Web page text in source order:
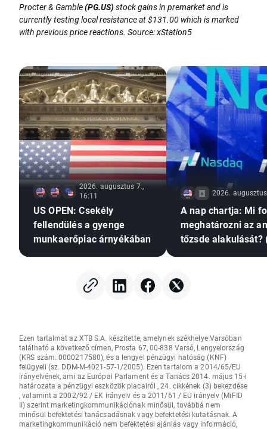
Procter & Gamble(PG.US)stock gains in premarket and is
currently testing local resistance at $131.00 which is marked
with previous price reactions. Source: xStation5
2026. augusztus 7.,
16:11
US OPEN: Csekély
fellendülés a gyenge
munkaerőpiac árnyékában
2026.
A nap chartja: Mi
meghatározni az
tőzsde alakulását?
Ezen tartalmat az XTB S.A. készítette, amelynek székhelye Varsóban
található a következő címen, Prosta 67, 00-838 Varsó, Lengyelország
(KRS szám: 0000217580), és a lengyel pénzügyi hatóság (KNF)
felügyeli (sz. DDM-M-4021-57-1/2005). Ezen tartalom a 2014/65/EU
irányelvének, ami az Európai Parlament és a Tanács 2014. május 15-i
határozata a pénzügyi eszközök piacairól , 24. cikkének (3) bekezdése
, valamint a 2002/92 / EK irányelv és a 2011/61 / EU irányelv (MiFID
II) szerint marketingkommunikációnak minősül, továbbá nem
minősül befektetési tanácsadásnak vagy befektetési kutatásnak. A
marketingkommunikáció nem befektetési ajánlás vagy információ,